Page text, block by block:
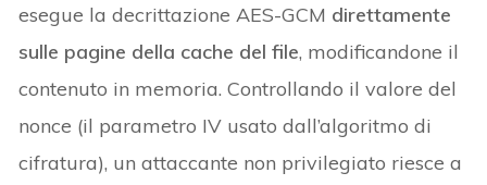
esegue la decrittazione AES-GCM direttamente
sulle pagine della cache del file, modificandone il
contenuto in memoria. Controllando il valore del
nonce (il parametro IV usato dall’algoritmo di
cifratura), un attaccante non privilegiato riesce a